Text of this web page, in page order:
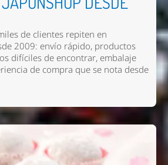
de clientes repiten en
2009: envío rápido, productos
difíciles de encontrar, embalaje
de compra que se nota desde